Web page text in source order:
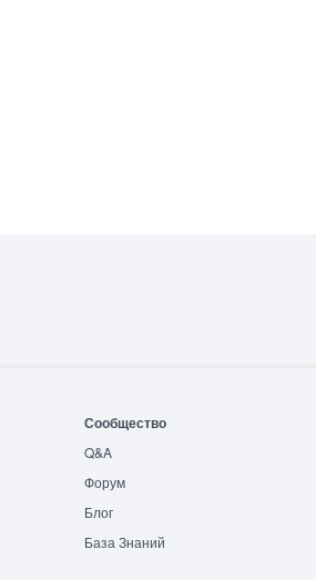
Сообщество
Q&A
Форум
Блог
База Знаний